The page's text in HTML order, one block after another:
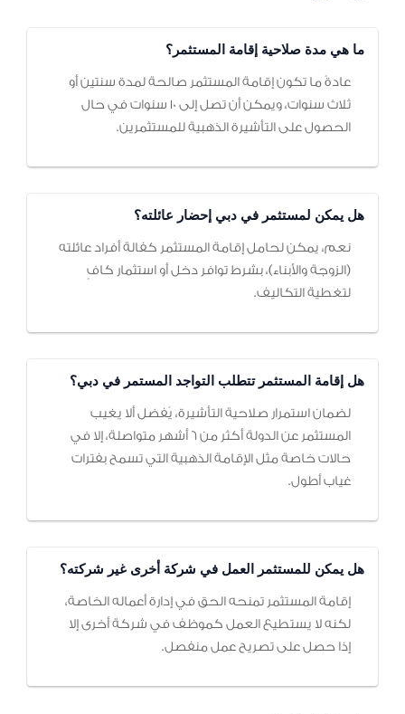
ما هي مدة صلاحية إقامة المستثمر؟
عادةً ما تكون إقامة المستثمر صالحة لمدة سنتين أو
ثلاث سنوات، ويمكن أن تصل إلى 10 سنوات في حال
الحصول على التأشيرة الذهبية للمستثمرين.
هل يمكن لمستثمر في دبي إحضار عائلته؟
نعم، يمكن لحامل إقامة المستثمر كفالة أفراد عائلته
(الزوجة والأبناء)، بشرط توافر دخل أو استثمار كافٍ
لتغطية التكاليف.
هل إقامة المستثمر تتطلب التواجد المستمر في دبي؟
لضمان استمرار صلاحية التأشيرة، يُفضل ألا يغيب
المستثمر عن الدولة أكثر من 6 أشهر متواصلة، إلا في
حالات خاصة مثل الإقامة الذهبية التي تسمح بفترات
غياب أطول.
هل يمكن للمستثمر العمل في شركة أخرى غير شركته؟
إقامة المستثمر تمنحه الحق في إدارة أعماله الخاصة،
لكنه لا يستطيع العمل كموظف في شركة أخرى إلا
إذا حصل على تصريح عمل منفصل.